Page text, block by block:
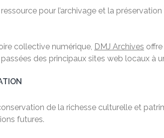
pour l’archivage et la
collective numérique, DMJ Archives
des principaux sites web locaux à
de la richesse culturelle et
futures.